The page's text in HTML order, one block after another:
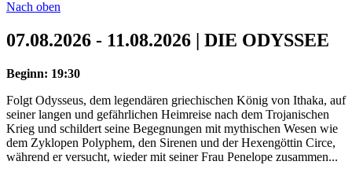
Nach oben
07.08.2026 - 11.08.2026 | DIE ODYSSEE
Beginn: 19:30
Folgt Odysseus, dem legendären griechischen König von Ithaka, auf
seiner langen und gefährlichen Heimreise nach dem Trojanischen
Krieg und schildert seine Begegnungen mit mythischen Wesen wie
dem Zyklopen Polyphem, den Sirenen und der Hexengöttin Circe,
während er versucht, wieder mit seiner Frau Penelope zusammen...